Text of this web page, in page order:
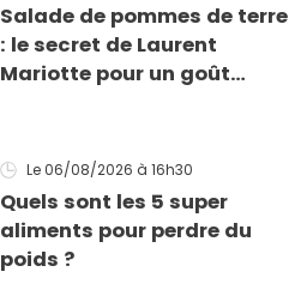
Salade de pommes de terre
: le secret de Laurent
Mariotte pour un goût
Le 06/08/2026 à 16h30
Quels sont les 5 super
aliments pour perdre du
poids ?